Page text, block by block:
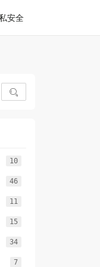
安全

10
46
11
15
34
7